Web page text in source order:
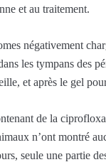
et au traitement.
négativement
les tympans des
et après le gel
de la
n’ont montré
seule une partie